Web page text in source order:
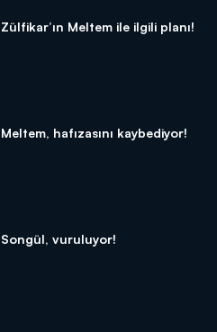
Zülfikar’ın Meltem ile ilgili planı!
Meltem, hafızasını kaybediyor!
Songül, vuruluyor!